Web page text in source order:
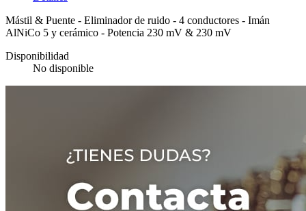
Mástil & Puente - Eliminador de ruido - 4 conductores - Imán
AlNiCo 5 y cerámico - Potencia 230 mV & 230 mV
Disponibilidad
No disponible